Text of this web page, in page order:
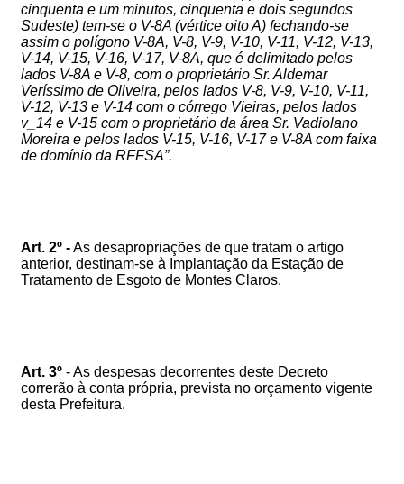
cinquenta e um minutos, cinquenta e dois segundos
Sudeste) tem-se o V-8A (vértice oito A) fechando-se
assim o polígono V-8A, V-8, V-9, V-10, V-11, V-12, V-13,
V-14, V-15, V-16, V-17, V-8A, que é delimitado pelos
lados V-8A e V-8, com o proprietário Sr. Aldemar
Veríssimo de Oliveira, pelos lados V-8, V-9, V-10, V-11,
V-12, V-13 e V-14 com o córrego Vieiras, pelos lados
v_14 e V-15 com o proprietário da área Sr. Vadiolano
Moreira e pelos lados V-15, V-16, V-17 e V-8A com faixa
de domínio da RFFSA”.
Art. 2º -As desapropriações de que tratam o artigo
anterior, destinam-se à Implantação da Estação de
Tratamento de Esgoto de Montes Claros.
Art. 3º - As despesas decorrentes deste Decreto
correrão à conta própria, prevista no orçamento vigente
desta Prefeitura.